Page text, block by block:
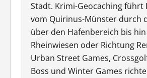
Stadt. Krimi-Geocaching führt
vom Quirinus-Münster durch
über den Hafenbereich bis
Rheinwiesen oder Richtung
Urban Street Games,
Boss und Winter Games